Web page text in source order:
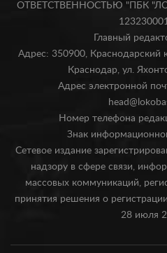
ОТВЕТСТВЕННОСТЬЮ "ПБК
Главный
Адрес: 350900, Краснодарский
Краснодар, ул.
Адрес электронной
Номер телефона
Знак
Сетевое издание
надзору в сфере связи,
массовых коммуникаций,
принятия решения о
28 июля